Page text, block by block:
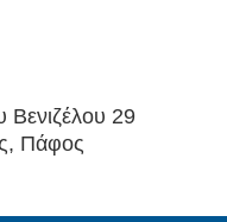
Βενιζέλου 29
Πάφος